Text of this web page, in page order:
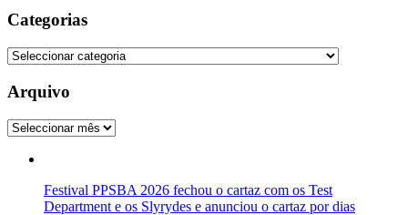
Categorias
Categorias
Arquivo
Arquivo
Festival PPSBA 2026 fechou o cartaz com os Test
Department e os Slyrydes e anunciou o cartaz por dias